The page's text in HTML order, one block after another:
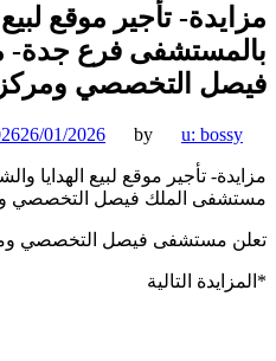
تأجير موقع لبيع
فرع جدة-
التخصصي ومركز
202626/01/2026 by u:
تأجير موقع لبيع الهدايا
الملك فيصل التخصصي ومركز
مستشفى فيصل التخصصي ومركز
التالية